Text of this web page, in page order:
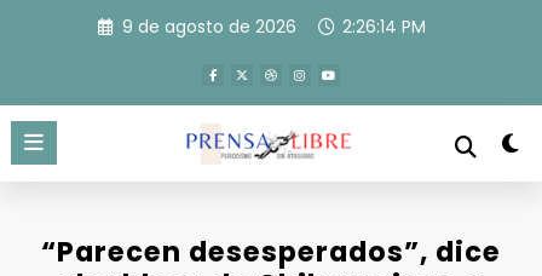
9 de agosto de 2026 2:26:15 PM
“Parecen desesperados”, dice